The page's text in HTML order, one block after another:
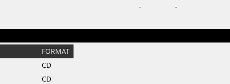
- -
FORMAT
CD
CD